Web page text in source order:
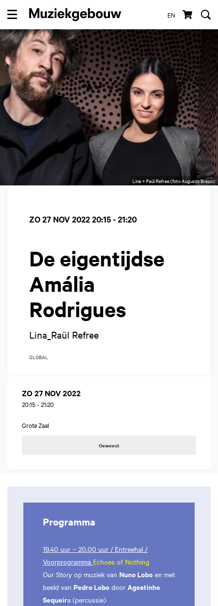
EN
Menu
Lina + Paül Refree (foto Augusto Brázio)
De eigentijdse
Amália
Rodrigues
Lina_Raül Refree
ZO 27 NOV 202220:15 - 21:20
GLOBAL
ZO 27 NOV 2022
20:15 - 21:20
Grote Zaal
Geweest
Programma
19.40 uur – 20.00 uur / Entreehal /
Voorprogramma Echoes of Nothing
Our Storyop muziek van Nuno Lobo en met
beeld van Pedro Lobo door Agostinho
Sequeira (percussie)